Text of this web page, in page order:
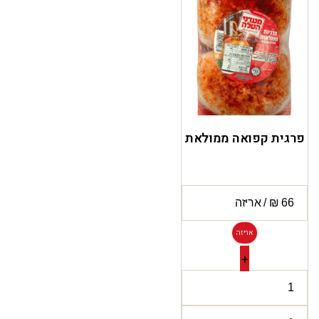
פרגית קפואה ממולאת
אריזה
+